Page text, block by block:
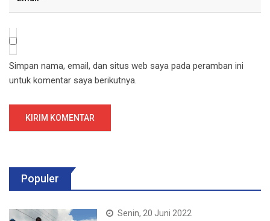
Simpan nama, email, dan situs web saya pada peramban ini
untuk komentar saya berikutnya.
Populer
Senin, 20 Juni 2022